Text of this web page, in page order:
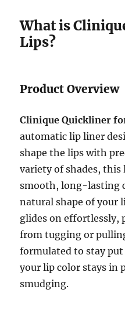
What is
Lips?
Product Overview
Clinique Quickliner
automatic lip liner
shape the lips with
variety of shades,
smooth, long-lasting
natural shape of your
glides on effortlessly,
from tugging or
formulated to stay
your lip color stays in
smudging.